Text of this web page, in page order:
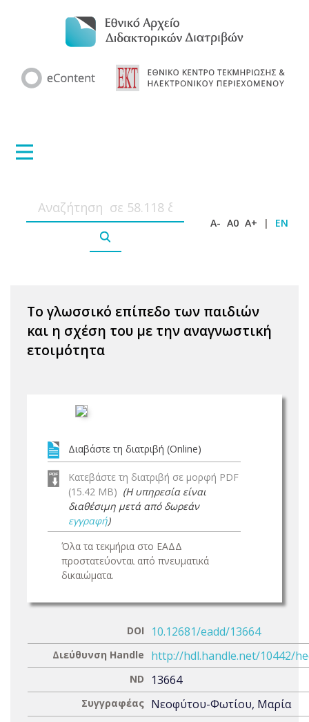
A- A0 A+ | EN
Το γλωσσικό επίπεδο των παιδιών
και η σχέση του με την αναγνωστική
ετοιμότητα
Διαβάστε τη διατριβή (Online)
Κατεβάστε τη διατριβή σε μορφή PDF
(15.42 MB) (Η υπηρεσία είναι
διαθέσιμη μετά από δωρεάν
εγγραφή)
Όλα τα τεκμήρια στο ΕΑΔΔ
προστατεύονται από πνευματικά
δικαιώματα.
DOI 10.12681/eadd/13664
Διεύθυνση Handle http://hdl.handle.net/10442/
ND 13664
Συγγραφέας Νεοφύτου-Φωτίου, Μαρία